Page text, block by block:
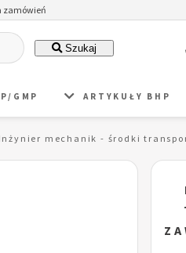
zamówień
Szukaj
GMP ARTYKUŁY BHP
Inżynier mechanik - środki